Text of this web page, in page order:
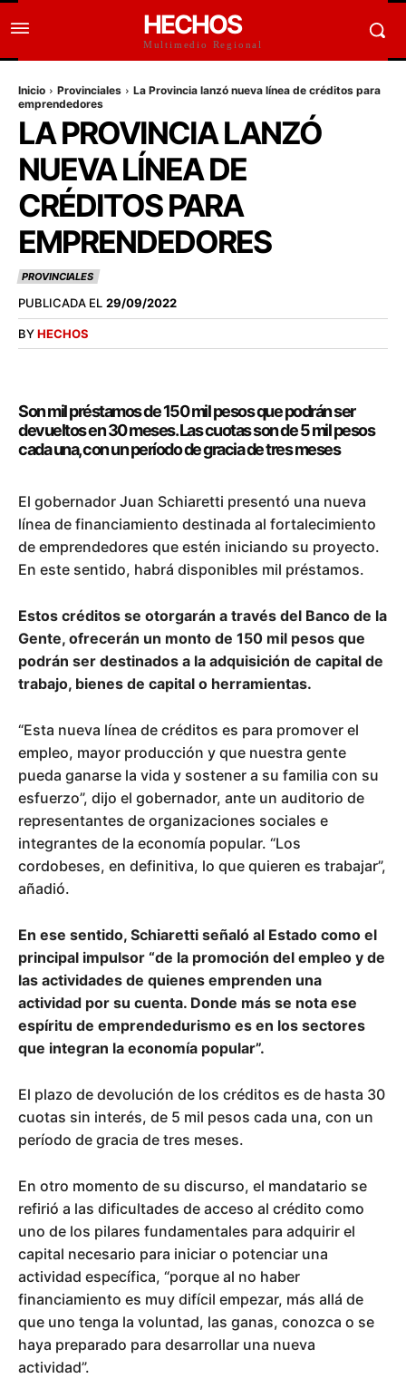
HECHOS
Multimedio Regional
Inicio Provinciales
La Provincia lanzó nueva línea de créditos para
emprendedores
LA PROVINCIA LANZÓ
NUEVA LÍNEA DE
CRÉDITOS PARA
EMPRENDEDORES
PROVINCIALES
PUBLICADA EL 29/09/2022
BYHECHOS
Son mil préstamos de 150 mil pesos que podrán ser
devueltos en 30 meses. Las cuotas son de 5 mil pesos
cada una, con un período de gracia de tres meses
El gobernador Juan Schiaretti presentó una nueva
línea de financiamiento destinada al fortalecimiento
de emprendedores que estén iniciando su proyecto.
En este sentido, habrá disponibles mil préstamos.
Estos créditos se otorgarán a través del Banco de la
Gente, ofrecerán un monto de 150 mil pesos que
podrán ser destinados a la adquisición de capital de
trabajo, bienes de capital o herramientas.
“Esta nueva línea de créditos es para promover el
empleo, mayor producción y que nuestra gente
pueda ganarse la vida y sostener a su familia con su
esfuerzo”, dijo el gobernador, ante un auditorio de
representantes de organizaciones sociales e
integrantes de la economía popular. “Los
cordobeses, en definitiva, lo que quieren es trabajar”,
añadió.
En ese sentido, Schiaretti señaló al Estado como el
principal impulsor “de la promoción del empleo y de
las actividades de quienes emprenden una
actividad por su cuenta. Donde más se nota ese
espíritu de emprendedurismo es en los sectores
que integran la economía popular”.
El plazo de devolución de los créditos es de hasta 30
cuotas sin interés, de 5 mil pesos cada una, con un
período de gracia de tres meses.
En otro momento de su discurso, el mandatario se
refirió a las dificultades de acceso al crédito como
uno de los pilares fundamentales para adquirir el
capital necesario para iniciar o potenciar una
actividad específica, “porque al no haber
financiamiento es muy difícil empezar, más allá de
que uno tenga la voluntad, las ganas, conozca o se
haya preparado para desarrollar una nueva
actividad”.